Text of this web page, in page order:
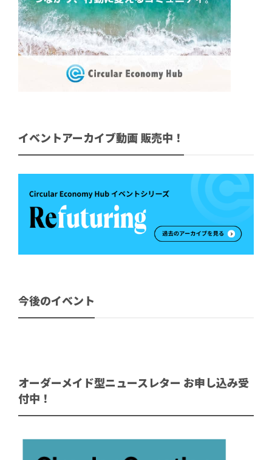
イベントアーカイブ動画 販売中！
今後のイベント
オーダーメイド型ニュースレター お申し込み受
付中！